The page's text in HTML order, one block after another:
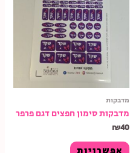
מדבקות
מדבקות סימון חפצים דגם פרפר
₪40